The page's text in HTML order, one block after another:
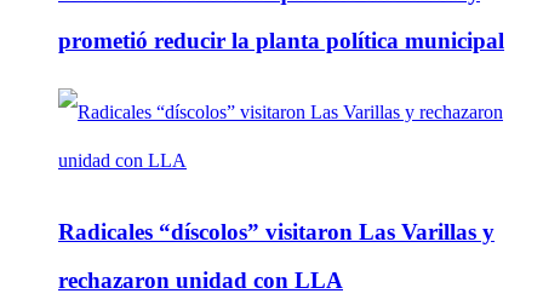
prometió reducir la planta política municipal
Radicales “díscolos” visitaron Las Varillas y
rechazaron unidad con LLA